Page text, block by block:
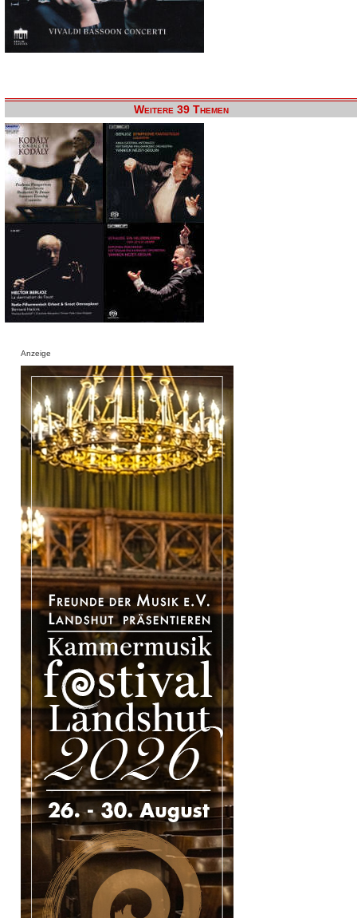
Weitere 39 Themen
Anzeige